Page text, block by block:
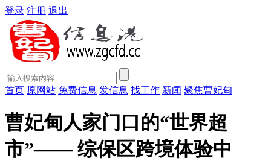
登录 注册 退出
首页 原网站 免费信息 发信息 找工作 新闻 聚焦曹妃甸
曹妃甸人家门口的“世界超
市”—— 综保区跨境体验中